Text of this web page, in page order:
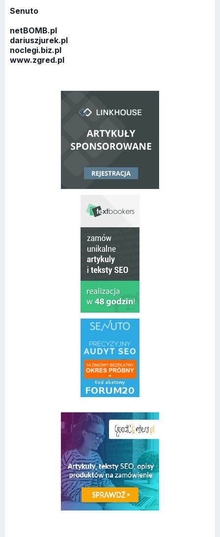
Senuto
netBOMB.pl
dariuszjurek.pl
noclegi.biz.pl
www.zgred.pl